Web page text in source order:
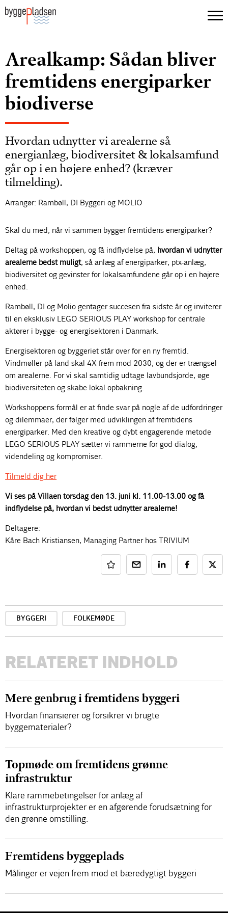
Arealkamp: Sådan bliver
fremtidens energiparker
biodiverse
Hvordan udnytter vi arealerne så
energianlæg, biodiversitet & lokalsamfund
går op i en højere enhed? (kræver
tilmelding).
Arrangør: Rambøll, DI Byggeri og MOLIO
Skal du med, når vi sammen bygger fremtidens energiparker?
Deltag på workshoppen, og få indflydelse på, hvordan vi udnytter
arealerne bedst muligt, så anlæg af energiparker, ptx-anlæg,
biodiversitet og gevinster for lokalsamfundene går op i en højere
enhed.
Rambøll, DI og Molio gentager succesen fra sidste år og inviterer
til en eksklusiv LEGO SERIOUS PLAY workshop for centrale
aktører i bygge- og energisektoren i Danmark.
Energisektoren og byggeriet står over for en ny fremtid.
Vindmøller på land skal 4X frem mod 2030, og der er trængsel
om arealerne. For vi skal samtidig udtage lavbundsjorde, øge
biodiversiteten og skabe lokal opbakning.
Workshoppens formål er at finde svar på nogle af de udfordringer
og dilemmaer, der følger med udviklingen af fremtidens
energiparker. Med den kreative og dybt engagerende metode
LEGO SERIOUS PLAY sætter vi rammerne for god dialog,
videndeling og kompromiser.
Tilmeld dig her
Vi ses på Villaen torsdag den 13. juni kl. 11.00-13.00 og få
indflydelse på, hvordan vi bedst udnytter arealerne!
Deltagere:
Kåre Bach Kristiansen, Managing Partner hos TRIVIUM
BYGGERI FOLKEMØDE
RELATERET INDHOLD
Mere genbrug i fremtidens byggeri
Hvordan finansierer og forsikrer vi brugte
byggematerialer?
Topmøde om fremtidens grønne
infrastruktur
Klare rammebetingelser for anlæg af
infrastrukturprojekter er en afgørende forudsætning for
den grønne omstilling.
Fremtidens byggeplads
Målinger er vejen frem mod et bæredygtigt byggeri